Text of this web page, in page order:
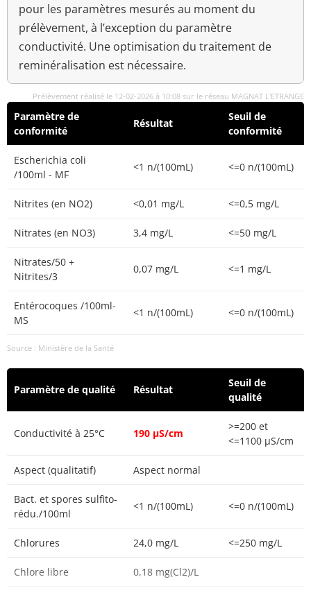
pour les paramètres mesurés au moment du
prélèvement, à l’exception du paramètre
conductivité. Une optimisation du traitement de
reminéralisation est nécessaire.
Prélèvement réalisé le 12-02-2026 à 10:08 sur le réseau MAGNAT L'ETRANGE
Paramètre de
conformité
Résultat
Seuil de
conformité
Escherichia coli
/100ml - MF
<1 n/(100mL) <=0 n/(100mL)
Nitrites (en NO2) <0,01 mg/L <=0,5 mg/L
Nitrates (en NO3) 3,4 mg/L <=50 mg/L
Nitrates/50 +
Nitrites/3
0,07 mg/L <=1 mg/L
Entérocoques /100ml-
MS
<1 n/(100mL) <=0 n/(100mL)
Source : Ministère de la Santé
Paramètre de qualité Résultat
Seuil de
qualité
Conductivité à 25°C 190 µS/cm
>=200 et
<=1100 µS/cm
Aspect (qualitatif) Aspect normal
Bact. et spores sulfito-
rédu./100ml
<1 n/(100mL) <=0 n/(100mL)
Chlorures 24,0 mg/L <=250 mg/L
Chlore libre 0,18 mg(Cl2)/L